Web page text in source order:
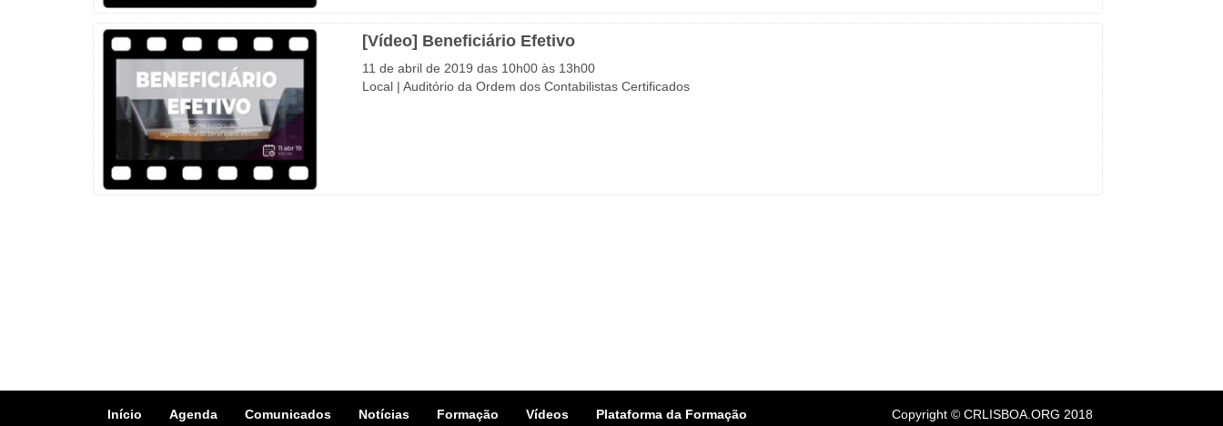
[Vídeo] Beneficiário Efetivo
11 de abril de 2019 das 10h00 às 13h00
Local | Auditório da Ordem dos Contabilistas Certificados
Início Agenda Comunicados Notícias Formação Vídeos Plataforma da Formação Copyright © CRLISBOA.ORG 2018